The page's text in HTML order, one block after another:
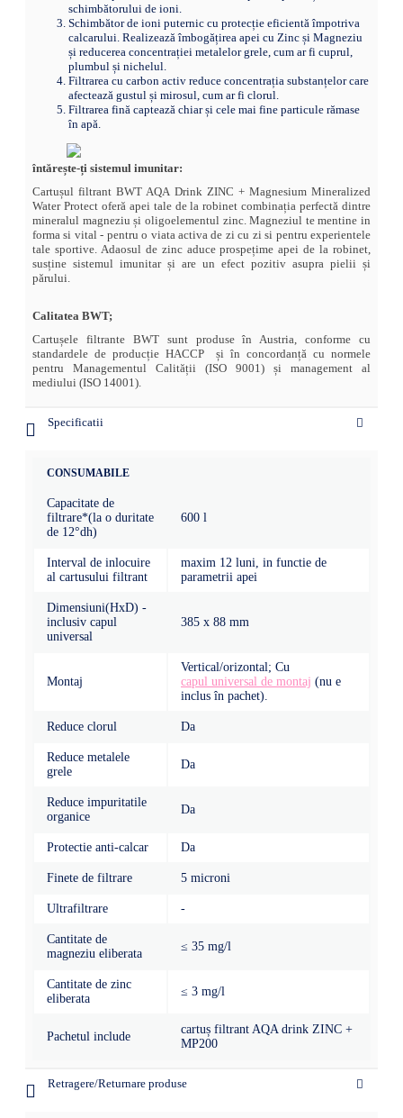
schimbătorului de ioni.
Schimbător de ioni puternic cu protecție eficientă împotriva
calcarului. Realizează îmbogățirea apei cu Zinc și Magneziu
și reducerea concentrației metalelor grele, cum ar fi cuprul,
plumbul și nichelul.
Filtrarea cu carbon activ reduce concentrația substanțelor care
afectează gustul și mirosul, cum ar fi clorul.
Filtrarea fină captează chiar și cele mai fine particule rămase
în apă.
întărește-ți sistemul imunitar:
Cartușul filtrant BWT AQA Drink ZINC + Magnesium Mineralized
Water Protect oferă apei tale de la robinet combinația perfectă dintre
mineralul magneziu și oligoelementul zinc. Magneziul te mentine in
forma si vital - pentru o viata activa de zi cu zi si pentru experientele
tale sportive. Adaosul de zinc aduce prospețime apei de la robinet,
susține sistemul imunitar și are un efect pozitiv asupra pielii și
părului.
Calitatea BWT;
Cartușele filtrante BWT sunt produse în Austria, conforme cu
standardele de producție HACCP și în concordanță cu normele
pentru Managementul Calității (ISO 9001) și management al
mediului (ISO 14001).
Specificatii
CONSUMABILE
Capacitate de
filtrare*(la o duritate
de 12°dh)
600 l
Interval de inlocuire
al cartusului filtrant
maxim 12 luni, in functie de
parametrii apei
Dimensiuni(HxD) -
inclusiv capul
universal
385 x 88 mm
Montaj
Vertical/orizontal; Cu
capul universal de montaj (nu e
inclus în pachet).
Reduce clorul Da
Reduce metalele
grele
Da
Reduce impuritatile
organice
Da
Protectie anti-calcar Da
Finete de filtrare 5 microni
Ultrafiltrare -
Cantitate de
magneziu eliberata
≤ 35 mg/l
Cantitate de zinc
eliberata
≤ 3 mg/l
Pachetul include
cartuș filtrant AQA drink ZINC +
MP200
Retragere/Returnare produse